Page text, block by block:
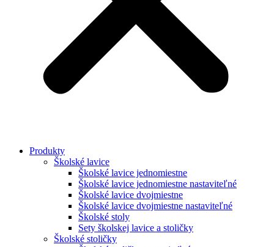
Produkty
Školské lavice
Školské lavice jednomiestne
Školské lavice jednomiestne nastaviteľné
Školské lavice dvojmiestne
Školské lavice dvojmiestne nastaviteľné
Školské stoly
Sety školskej lavice a stoličky
Školské stoličky